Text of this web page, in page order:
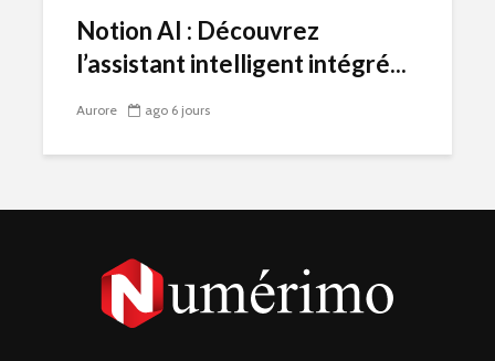
Notion AI : Découvrez
l’assistant intelligent intégré...
Aurore ago 6 jours